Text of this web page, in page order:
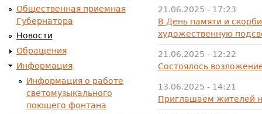
21.06.2025 - 17:23
В День памяти и
художественную
21.06.2025 - 12:22
Состоялось
13.06.2025 - 14:21
Приглашаем жителей
Общественная приемная
Губернатора
Новости
Обращения
Информация
Информация о работе
светомузыкального
поющего фонтана